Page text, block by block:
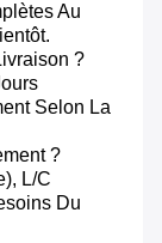
Au
?
Selon La
?
L/C
Du